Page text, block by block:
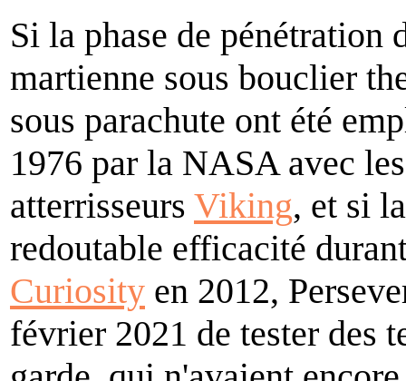
Si la phase de pénétration
martienne sous bouclier
sous parachute ont été
1976 par la NASA avec
atterrisseurs Viking, et si
redoutable efficacité
Curiosity en 2012,
février 2021 de tester des